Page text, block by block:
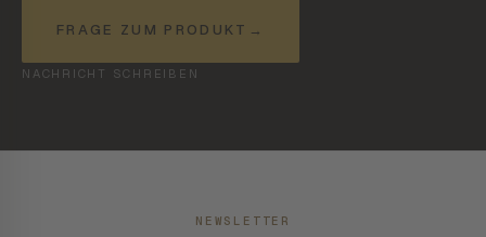
FRAGE ZUM PRODUKT →
NACHRICHT SCHREIBEN
NEWSLETTER